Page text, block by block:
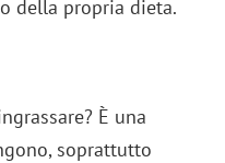
della propria dieta.
È una
soprattutto